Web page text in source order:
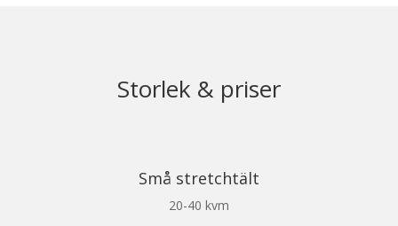
Storlek & priser
Små stretchtält
20-40 kvm